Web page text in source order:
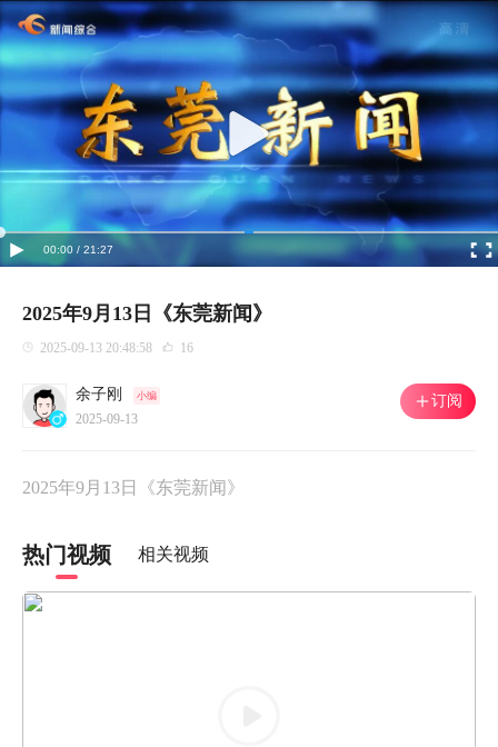
00:00 / 21:27
2025年9月13日《东莞新闻》
2025-09-13 20:48:58 16
余子刚 小编
2025-09-13
订阅
2025年9月13日《东莞新闻》
热门视频 相关视频